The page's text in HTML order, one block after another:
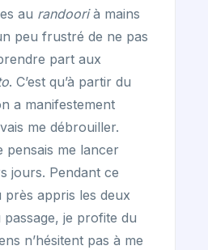
au randoorià mains
peu frustré de ne pas
part aux
. C’est qu’à partir du
a manifestement
me débrouiller.
pensais me lancer
jours. Pendant ce
près appris les deux
je profite du
n’hésitent pas à me